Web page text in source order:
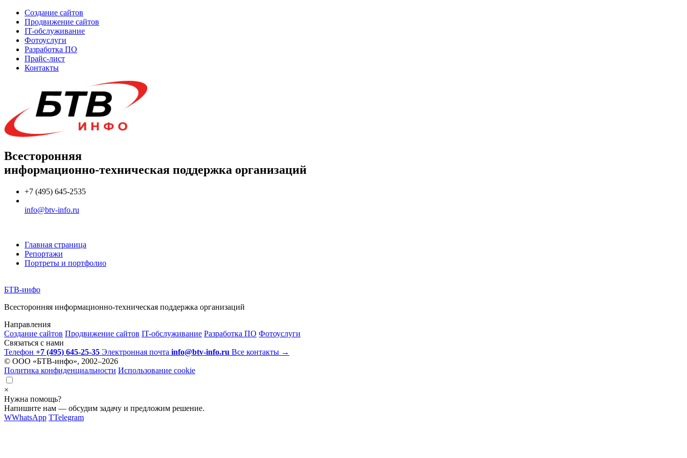
Создание сайтов
Продвижение сайтов
IT-обслуживание
Фотоуслуги
Разработка ПО
Прайс-лист
Контакты
Всесторонняя
информационно-техническая поддержка организаций
+7 (495) 645-2535
info@btv-info.ru
Главная страница
Репортажи
Портреты и портфолио
БТВ-инфо
Всесторонняя информационно-техническая поддержка организаций
Направления
Создание сайтов Продвижение сайтов IT-обслуживание Разработка ПО Фотоуслуги
Связаться с нами
Телефон +7 (495) 645-25-35 Электронная почта info@btv-info.ru Все контакты →
© ООО «БТВ-инфо», 2002–2026
Политика конфиденциальности Использование cookie
×
Нужна помощь?
Напишите нам — обсудим задачу и предложим решение.
WWhatsApp TTelegram